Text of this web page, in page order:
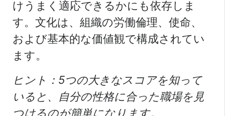
けうまく適応できるかにも依存しま
す。文化は、組織の労働倫理、使命、
および基本的な価値観で構成されてい
ます。
ヒント：5つの大きなスコアを知って
いると、自分の性格に合った職場を見
つけるのが簡単になります。